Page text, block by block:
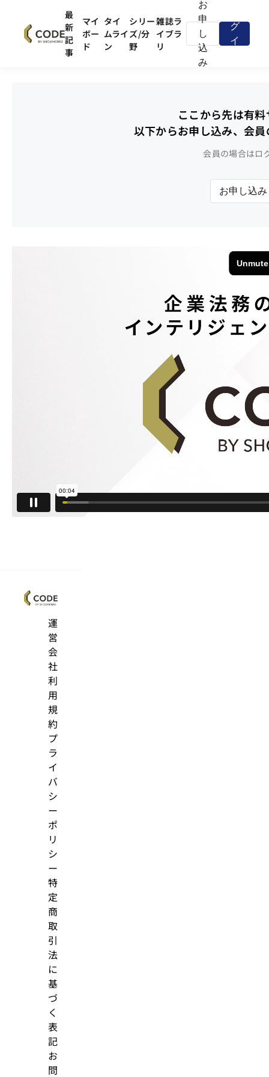
最
新
記
事
マイ
ボー
ド
タイ
ムライ
ン
シリー
ズ/分
野
雑誌ラ
イブラ
リ
お
申
し
込
み
グ
イ
ここから先は有
以下からお申し込み、会
会員の場合はロ
お申し込み
運
営
会
社
利
用
規
約
プ
ラ
イ
バ
シ
ー
ポ
リ
シ
ー
特
定
商
取
引
法
に
基
づ
く
表
記
お
問